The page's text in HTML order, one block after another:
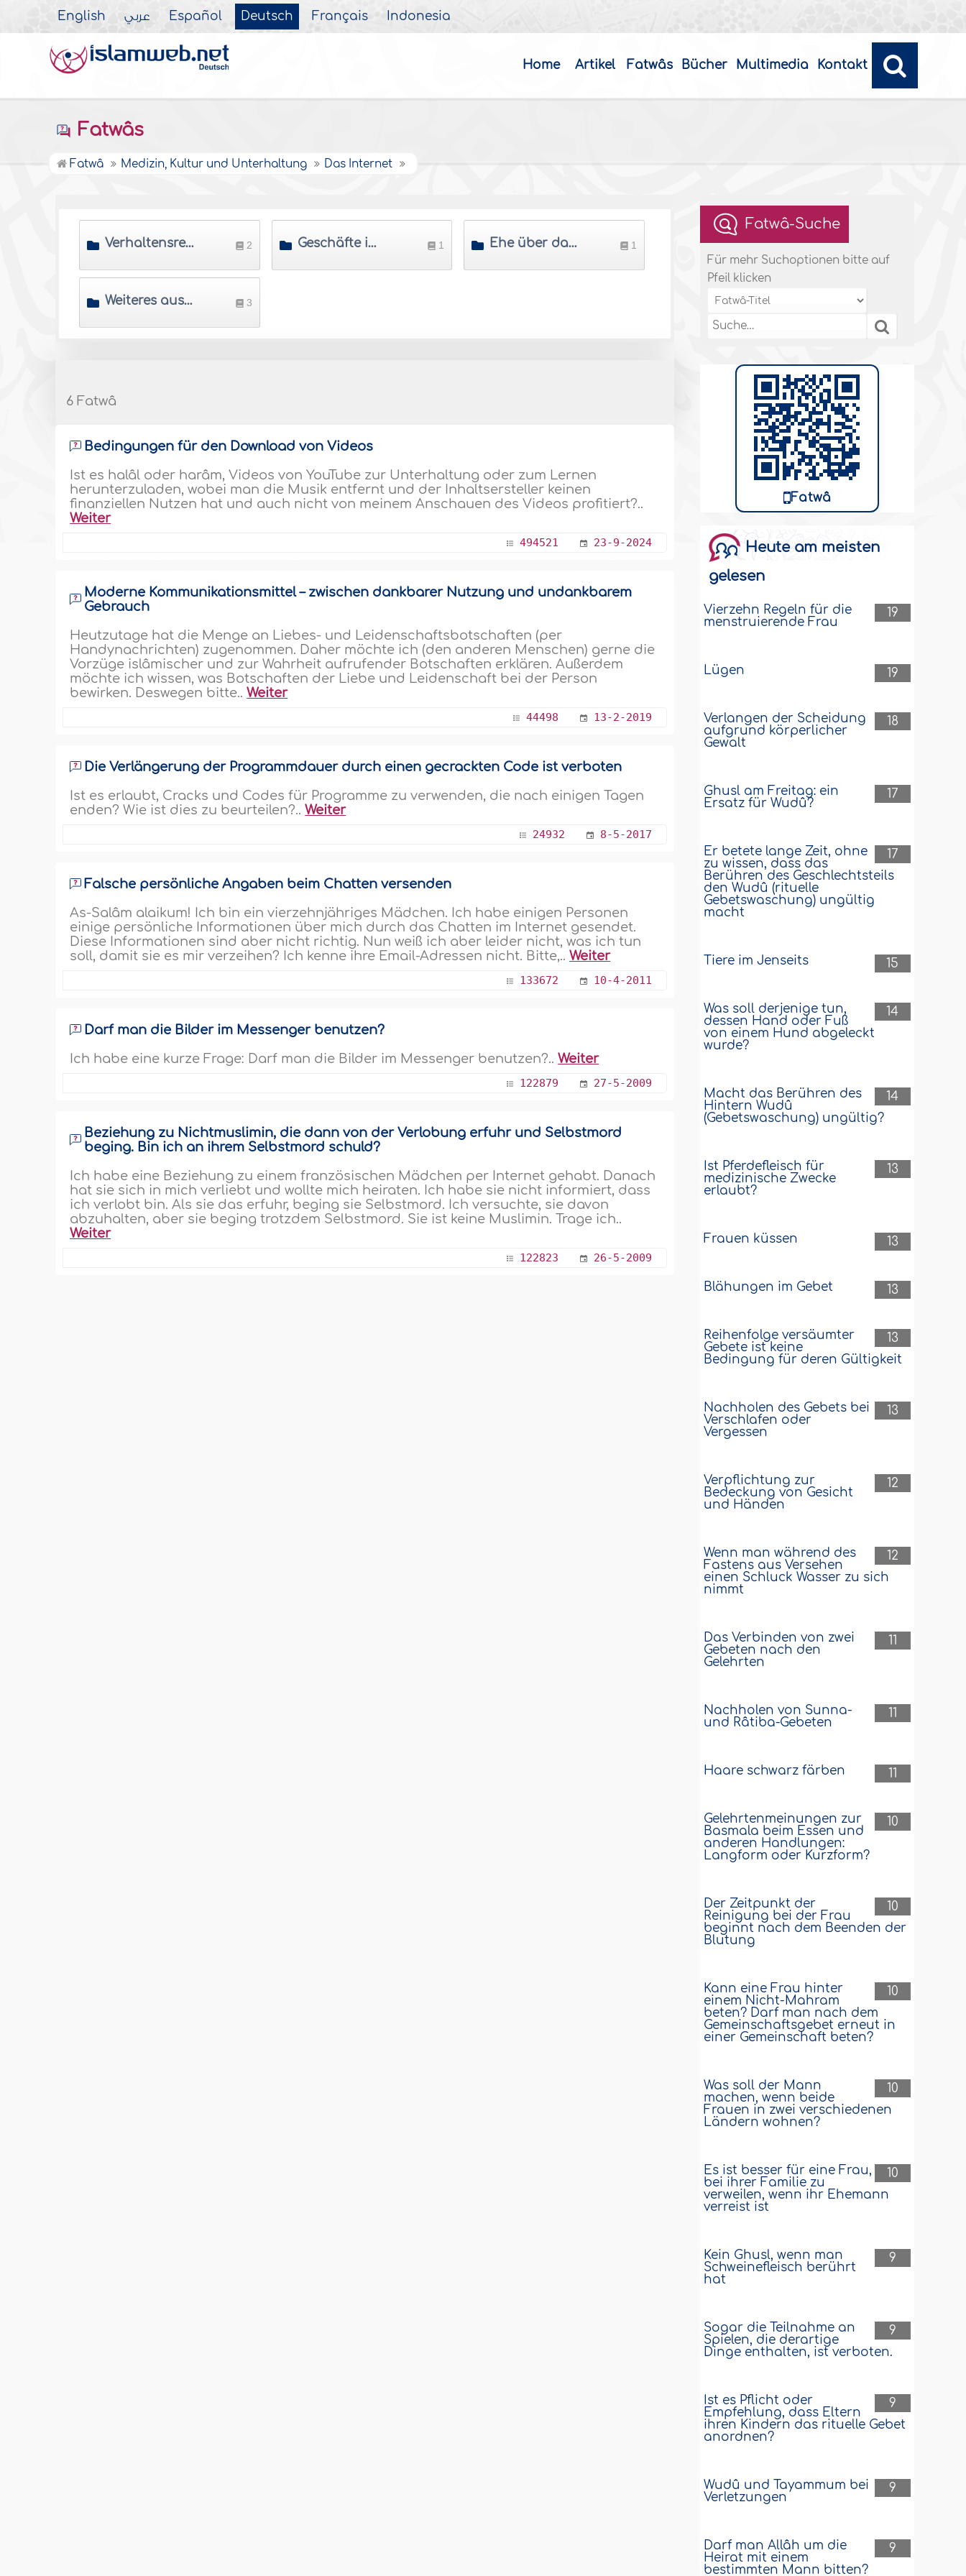
English عربي Español Deutsch Français Indonesia
Home Artikel Fatwâs Bücher Multimedia Kontakt
Fatwâs
Fatwâ Medizin, Kultur und Unterhaltung Das Internet
Verhaltensregeln beim Chatten im Internet 2 Geschäfte im Internet 1 Ehe über das Internet 1
Weiteres aus dem Bereich Internet 3
6 Fatwâ
Bedingungen für den Download von Videos
Ist es halâl oder harâm, Videos von YouTube zur Unterhaltung oder zum Lernen
herunterzuladen, wobei man die Musik entfernt und der Inhaltsersteller keinen
finanziellen Nutzen hat und auch nicht von meinem Anschauen des Videos profitiert?..
Weiter
494521 23-9-2024
Moderne Kommunikationsmittel – zwischen dankbarer Nutzung und undankbarem
Gebrauch
Heutzutage hat die Menge an Liebes- und Leidenschaftsbotschaften (per
Handynachrichten) zugenommen. Daher möchte ich (den anderen Menschen) gerne die
Vorzüge islâmischer und zur Wahrheit aufrufender Botschaften erklären. Außerdem
möchte ich wissen, was Botschaften der Liebe und Leidenschaft bei der Person
bewirken. Deswegen bitte..Weiter
44498 13-2-2019
Die Verlängerung der Programmdauer durch einen gecrackten Code ist verboten
Ist es erlaubt, Cracks und Codes für Programme zu verwenden, die nach einigen Tagen
enden? Wie ist dies zu beurteilen?..Weiter
24932 8-5-2017
Falsche persönliche Angaben beim Chatten versenden
As-Salâm alaikum! Ich bin ein vierzehnjähriges Mädchen. Ich habe einigen Personen
einige persönliche Informationen über mich durch das Chatten im Internet gesendet.
Diese Informationen sind aber nicht richtig. Nun weiß ich aber leider nicht, was ich tun
soll, damit sie es mir verzeihen? Ich kenne ihre Email-Adressen nicht. Bitte,..Weiter
133672 10-4-2011
Darf man die Bilder im Messenger benutzen?
Ich habe eine kurze Frage: Darf man die Bilder im Messenger benutzen?..Weiter
122879 27-5-2009
Beziehung zu Nichtmuslimin, die dann von der Verlobung erfuhr und Selbstmord
beging. Bin ich an ihrem Selbstmord schuld?
Ich habe eine Beziehung zu einem französischen Mädchen per Internet gehabt. Danach
hat sie sich in mich verliebt und wollte mich heiraten. Ich habe sie nicht informiert, dass
ich verlobt bin. Als sie das erfuhr, beging sie Selbstmord. Ich versuchte, sie davon
abzuhalten, aber sie beging trotzdem Selbstmord. Sie ist keine Muslimin. Trage ich..
Weiter
122823 26-5-2009
Fatwâ-Suche
Für mehr Suchoptionen bitte auf
Pfeil klicken
Fatwâ
Heute am meisten
gelesen
19
Vierzehn Regeln für die
menstruierende Frau
19
Lügen
18
Verlangen der Scheidung
aufgrund körperlicher
Gewalt
17
Ghusl am Freitag: ein
Ersatz für Wudû?
17
Er betete lange Zeit, ohne
zu wissen, dass das
Berühren des Geschlechtsteils
den Wudû (rituelle
Gebetswaschung) ungültig
macht
15
Tiere im Jenseits
14
Was soll derjenige tun,
dessen Hand oder Fuß
von einem Hund abgeleckt
wurde?
14
Macht das Berühren des
Hintern Wudû
(Gebetswaschung) ungültig?
13
Ist Pferdefleisch für
medizinische Zwecke
erlaubt?
13
Frauen küssen
13
Blähungen im Gebet
13
Reihenfolge versäumter
Gebete ist keine
Bedingung für deren Gültigkeit
13
Nachholen des Gebets bei
Verschlafen oder
Vergessen
12
Verpflichtung zur
Bedeckung von Gesicht
und Händen
12
Wenn man während des
Fastens aus Versehen
einen Schluck Wasser zu sich
nimmt
11
Das Verbinden von zwei
Gebeten nach den
Gelehrten
11
Nachholen von Sunna-
und Râtiba-Gebeten
11
Haare schwarz färben
10
Gelehrtenmeinungen zur
Basmala beim Essen und
anderen Handlungen:
Langform oder Kurzform?
10
Der Zeitpunkt der
Reinigung bei der Frau
beginnt nach dem Beenden der
Blutung
10
Kann eine Frau hinter
einem Nicht-Mahram
beten? Darf man nach dem
Gemeinschaftsgebet erneut in
einer Gemeinschaft beten?
10
Was soll der Mann
machen, wenn beide
Frauen in zwei verschiedenen
Ländern wohnen?
10
Es ist besser für eine Frau,
bei ihrer Familie zu
verweilen, wenn ihr Ehemann
verreist ist
9
Kein Ghusl, wenn man
Schweinefleisch berührt
hat
9
Sogar die Teilnahme an
Spielen, die derartige
Dinge enthalten, ist verboten.
9
Ist es Pflicht oder
Empfehlung, dass Eltern
ihren Kindern das rituelle Gebet
anordnen?
9
Wudû und Tayammum bei
Verletzungen
9
Darf man Allâh um die
Heirat mit einem
bestimmten Mann bitten?